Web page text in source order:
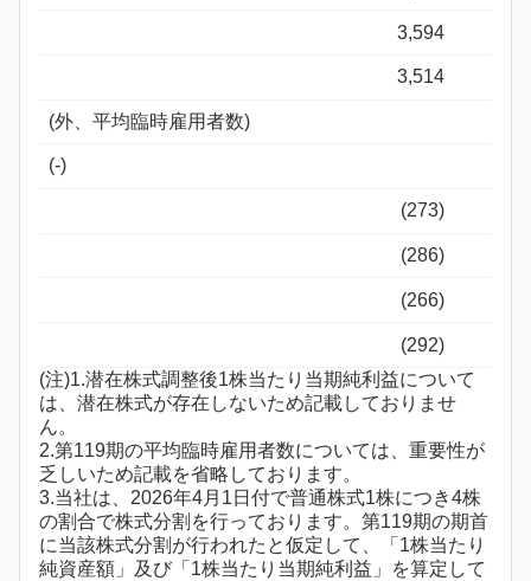
3,594
3,514
(外、平均臨時雇用者数)
(-)
(273)
(286)
(266)
(292)
(注)1.潜在株式調整後1株当たり当期純利益について
は、潜在株式が存在しないため記載しておりませ
ん。
2.第119期の平均臨時雇用者数については、重要性が
乏しいため記載を省略しております。
3.当社は、2026年4月1日付で普通株式1株につき4株
の割合で株式分割を行っております。第119期の期首
に当該株式分割が行われたと仮定して、「1株当たり
純資産額」及び「1株当たり当期純利益」を算定して